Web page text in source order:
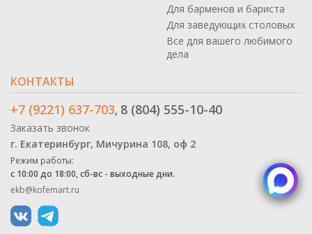
Для барменов и бариста
Для заведующих столовых
Все для вашего любимого
дела
КОНТАКТЫ
+7 (9221) 637-703, 8 (804) 555-10-40
Заказать звонок
г. Екатеринбург, Мичурина 108, оф 2
Режим работы:
с 10:00 до 18:00, сб-вс - выходные дни.
ekb@kofemart.ru